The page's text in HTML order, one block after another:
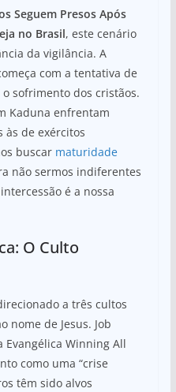
Seguem Presos Após
no Brasil, este cenário
da vigilância. A
com a tentativa de
sofrimento dos cristãos.
Kaduna enfrentam
às de exércitos
buscar maturidade
não sermos indiferentes
é a nossa
O Culto
a três cultos
nome de Jesus. Job
Winning All
como uma “crise
têm sido alvos